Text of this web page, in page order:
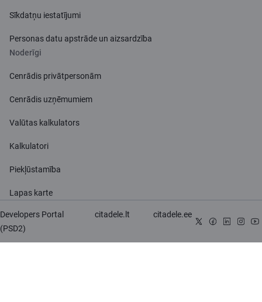
Sīkdatņu iestatījumi
Personas datu apstrāde un aizsardzība
Noderīgi
Cenrādis privātpersonām
Cenrādis uzņēmumiem
Valūtas kalkulators
Kalkulatori
Piekļūstamība
Lapas karte
Developers Portal
(PSD2)
citadele.lt citadele.ee